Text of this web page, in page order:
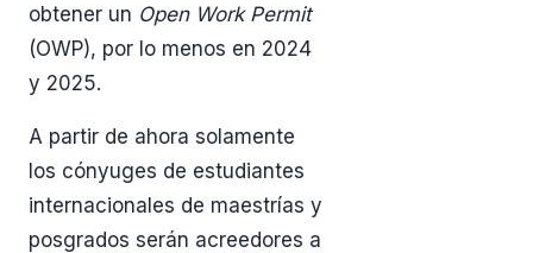
obtener un Open Work Permit
(OWP), por lo menos en 2024
y 2025.
A partir de ahora solamente
los cónyuges de estudiantes
internacionales de maestrías y
posgrados serán acreedores a